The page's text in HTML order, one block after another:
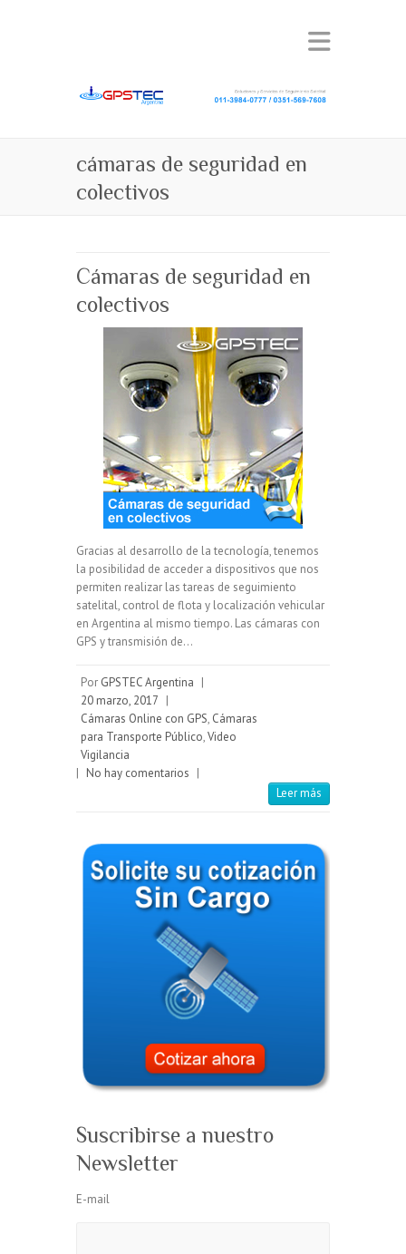
cámaras de seguridad en
colectivos
Cámaras de seguridad en
colectivos
Gracias al desarrollo de la tecnología, tenemos
la posibilidad de acceder a dispositivos que nos
permiten realizar las tareas de seguimiento
satelital, control de flota y localización vehicular
en Argentina al mismo tiempo. Las cámaras con
GPS y transmisión de…
Por GPSTEC Argentina |
20 marzo, 2017 |
Cámaras Online con GPS, Cámaras
para Transporte Público,Video
Vigilancia
| No hay comentarios |
Leer más
Suscribirse a nuestro
Newsletter
E-mail